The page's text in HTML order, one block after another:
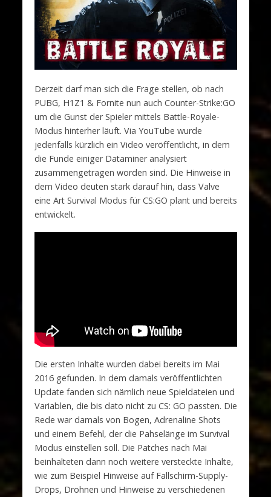
Derzeit darf man sich die Frage stellen, ob nach
PUBG, H1Z1 & Fornite nun auch Counter-Strike:GO
um die Gunst der Spieler mittels Battle-Royale-
Modus hinterher läuft. Via YouTube wurde
jedenfalls kürzlich ein Video veröffentlicht, in dem
die Funde einiger Dataminer analysiert
zusammengetragen worden sind. Die Hinweise in
dem Video deuten stark darauf hin, dass Valve
eine Art Survival Modus für CS:GO plant und bereits
entwickelt.
Die ersten Inhalte wurden dabei bereits im Mai
2016 gefunden. In dem damals veröffentlichten
Update fanden sich nämlich neue Spieldateien und
Variablen, die bis dato nicht zu CS: GO passten. Die
Rede war damals von Bogen, Adrenaline Shots
und einem Befehl, der die Pahselänge im Survival
Modus einstellen soll. Die Patches nach Mai
beinhalteten dann noch weitere versteckte Inhalte,
wie zum Beispiel Hinweise auf Fallschirm-Supply-
Drops, Drohnen und Hinweise zu verschiedenen